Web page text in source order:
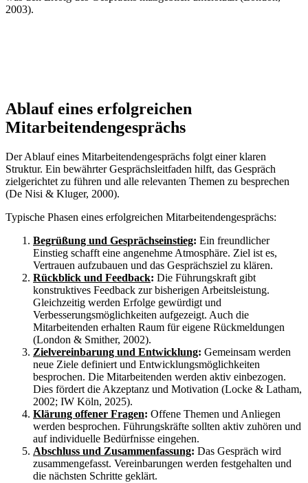
2003).
Ablauf eines erfolgreichen
Mitarbeitendengesprächs
Der Ablauf eines Mitarbeitendengesprächs folgt einer klaren
Struktur. Ein bewährter Gesprächsleitfaden hilft, das Gespräch
zielgerichtet zu führen und alle relevanten Themen zu besprechen
(De Nisi & Kluger, 2000).
Typische Phasen eines erfolgreichen Mitarbeitendengesprächs:
Begrüßung und Gesprächseinstieg: Ein freundlicher
Einstieg schafft eine angenehme Atmosphäre. Ziel ist es,
Vertrauen aufzubauen und das Gesprächsziel zu klären.
Rückblick und Feedback: Die Führungskraft gibt
konstruktives Feedback zur bisherigen Arbeitsleistung.
Gleichzeitig werden Erfolge gewürdigt und
Verbesserungsmöglichkeiten aufgezeigt. Auch die
Mitarbeitenden erhalten Raum für eigene Rückmeldungen
(London & Smither, 2002).
Zielvereinbarung und Entwicklung: Gemeinsam werden
neue Ziele definiert und Entwicklungsmöglichkeiten
besprochen. Die Mitarbeitenden werden aktiv einbezogen.
Dies fördert die Akzeptanz und Motivation (Locke & Latham,
2002; IW Köln, 2025).
Klärung offener Fragen: Offene Themen und Anliegen
werden besprochen. Führungskräfte sollten aktiv zuhören und
auf individuelle Bedürfnisse eingehen.
Abschluss und Zusammenfassung: Das Gespräch wird
zusammengefasst. Vereinbarungen werden festgehalten und
die nächsten Schritte geklärt.